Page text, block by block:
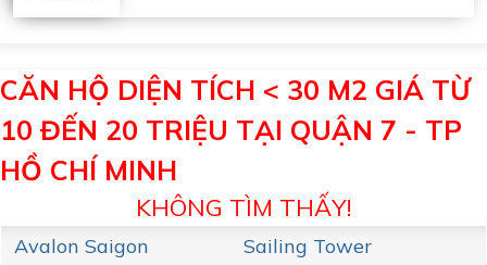
CĂN HỘ DIỆN TÍCH < 30 M2 GIÁ TỪ
10 ĐẾN 20 TRIỆU TẠI QUẬN 7 - TP
HỒ CHÍ MINH
KHÔNG TÌM THẤY!
Avalon Saigon
Sailing Tower